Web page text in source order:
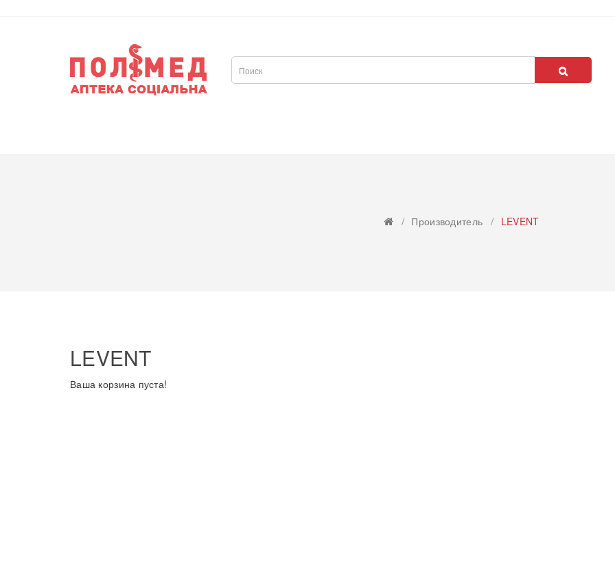
Производитель LEVENT
LEVENT
Ваша корзина пуста!